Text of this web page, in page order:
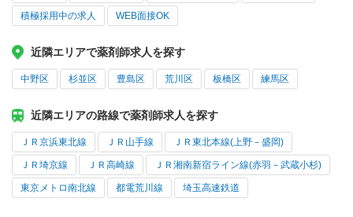
積極採用中の求人 WEB面接OK
近隣エリアで薬剤師求人を探す
中野区 杉並区 豊島区 荒川区 板橋区 練馬区
近隣エリアの路線で薬剤師求人を探す
ＪＲ京浜東北線 ＪＲ山手線 ＪＲ東北本線(上野－盛岡)
ＪＲ埼京線 ＪＲ高崎線 ＪＲ湘南新宿ライン線(赤羽－武蔵小杉)
東京メトロ南北線 都電荒川線 埼玉高速鉄道